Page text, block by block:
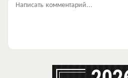
Написать комментарий...